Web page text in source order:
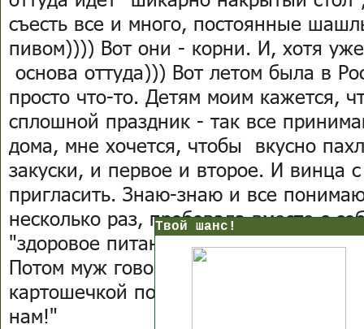
съесть все и много, постоянные
пивом)))) Вот они - корни. И, хотя
основа оттуда))) Вот летом была в
просто что-то. Детям моим кажется,
сплошной праздник - так все
дома, мне хочется, чтобы вкусно
закуски, и первое и второе. И винца
пригласить. Знаю-знаю и все
несколько раз, пробовала вместе с
"здоровое питание" - варила
Потом муж говорил через 2-3 дня:
картошечкой поджарю. Дети из
нам!"
Твой шанс!